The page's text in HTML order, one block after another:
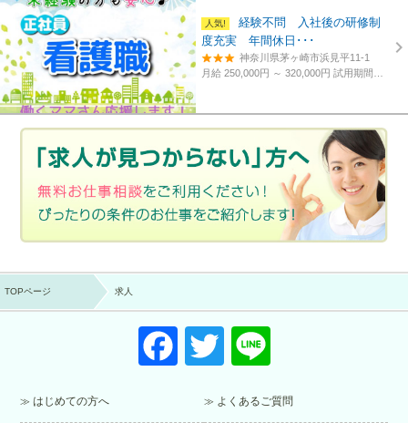
経験不問 入社後の研修制
度充実 年間休日･･･
神奈川県茅ヶ崎市浜見平11-1
月給 250,000円 ～ 320,000円試用期間あり。3カ月～4カ月。
TOPページ 求人
F
a
T
wi
tt
e
はじめての方へ よくあるご質問